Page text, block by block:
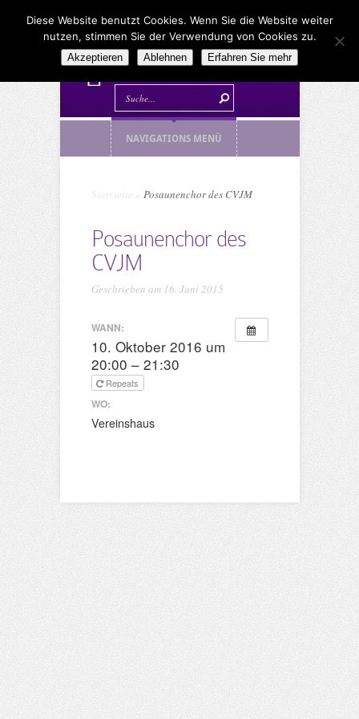
NAVIGATIONS MENÜ
Startseite Posaunenchor des CVJM
Posaunenchor des
CVJM
Geschrieben am 16. Juni 2015
WANN:
10. Oktober 2016 um
20:00 – 21:30
Repeats
WO:
Vereinshaus
Diese Website benutzt Cookies. Wenn Sie die Website weiter
nutzen, stimmen Sie der Verwendung von Cookies zu.
Akzeptieren Ablehnen Erfahren Sie mehr